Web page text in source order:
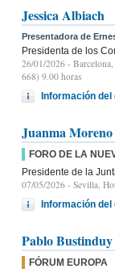
Jessica Albiach
Presentadora de
Presidenta de los
26/01/2026 - Barcelona,
668) 9.00 horas
Información del
Juanma Moreno
FORO DE LA
Presidente de la
07/05/2026 - Sevilla,
Información del
Pablo Bustinduy
FÓRUM EUROPA